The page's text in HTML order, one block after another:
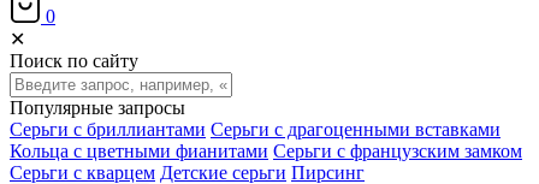
0
✕
Поиск по сайту
Популярные запросы
Серьги с бриллиантами Серьги с драгоценными вставками
Кольца с цветными фианитами Серьги с французским замком
Серьги с кварцем Детские серьги Пирсинг